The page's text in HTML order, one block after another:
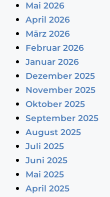
Mai 2026
April 2026
März 2026
Februar 2026
Januar 2026
Dezember 2025
November 2025
Oktober 2025
September 2025
August 2025
Juli 2025
Juni 2025
Mai 2025
April 2025